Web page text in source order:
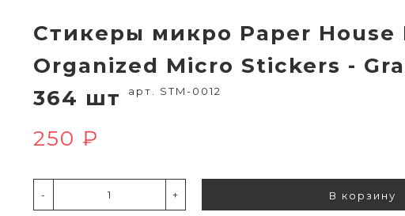
Стикеры микро Paper House
Organized Micro Stickers -
364 шт
арт. STM-0012
250 ₽
- + В корзину